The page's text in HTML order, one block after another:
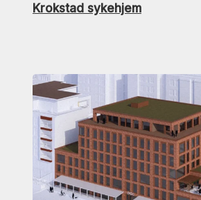
Krokstad sykehjem